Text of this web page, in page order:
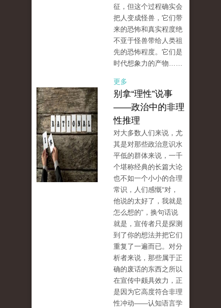
征，但这个过程确实会
把人变成怪兽，它们带
来的恐怖和真实程度绝
不亚于怪兽带给人类祖
先的恐怖程度。它们是
时代想象力的产物……
更多
别拿“理性”说事
——政治中的非理
性推理
对大多数人们来说，尤
其是对那些政治意识水
平低的群体来说，一千
个堪称经典的长篇大论
也不如一个小小的合理
常识，人们感慨“对，
他说的太好了，我就是
怎么想的”，换句话说
就是，宣传者只是探测
到了你的想法并把它们
重复了一遍而已。对分
析者来说，那些属于正
确的废话的东西之所以
在宣传中颇具效力，正
是因为它高度符合非理
性冲动——认知语言学